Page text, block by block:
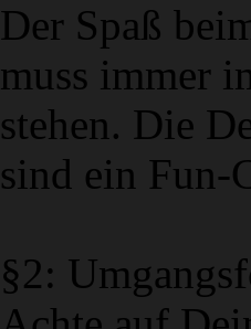
Der Spaß
muss immer
stehen. Die
sind ein Fun-
§2: